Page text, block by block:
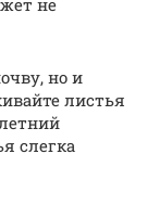
но и
листья
слегка